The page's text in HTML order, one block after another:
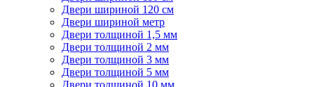
Двери шириной 120 см
Двери шириной метр
Двери толщиной 1,5 мм
Двери толщиной 2 мм
Двери толщиной 3 мм
Двери толщиной 5 мм
Двери толщиной 10 мм